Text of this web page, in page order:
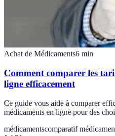
Achat de Médicaments6 min
Comment comparer les
ligne efficacement
Ce guide vous aide à comparer
médicaments en ligne pour des
médicamentscomparatif